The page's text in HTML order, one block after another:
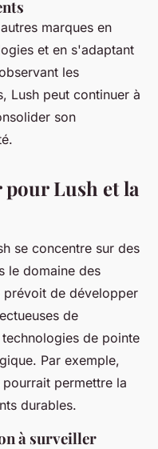
marques en
et en s'adaptant
les
Lush peut continuer à
son
pour Lush et la
se concentre sur des
le domaine des
prévoit de développer
de
de pointe
Par exemple,
permettre la
durables.
à surveiller